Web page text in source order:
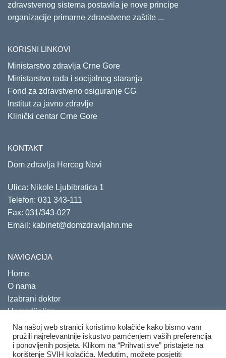
zdravstvenog sistema postavila je nove principe
organizacije primarne zdravstvene zaštite ...
KORISNI LINKOVI
Ministarstvo zdravlja Crne Gore
Ministarstvo rada i socijalnog staranja
Fond za zdravstveno osiguranje CG
Institut za javno zdravlje
Klinički centar Crne Gore
KONTAKT
Dom zdravlja Herceg Novi
Ulica: Nikole Ljubibratica 1
Telefon: 031 343-111
Fax: 031/343-027
Email: kabinet@domzdravljahn.me
NAVIGACIJA
Home
O nama
Izabrani doktor
Hemodijaliza
Savjetovališta
Na našoj web stranici koristimo kolačiće kako bismo vam
pružili najrelevantnije iskustvo pamćenjem vaših preferencija
i ponovljenih posjeta. Klikom na “Prihvati sve” pristajete na
korištenje SVIH kolačića. Međutim, možete posjetiti